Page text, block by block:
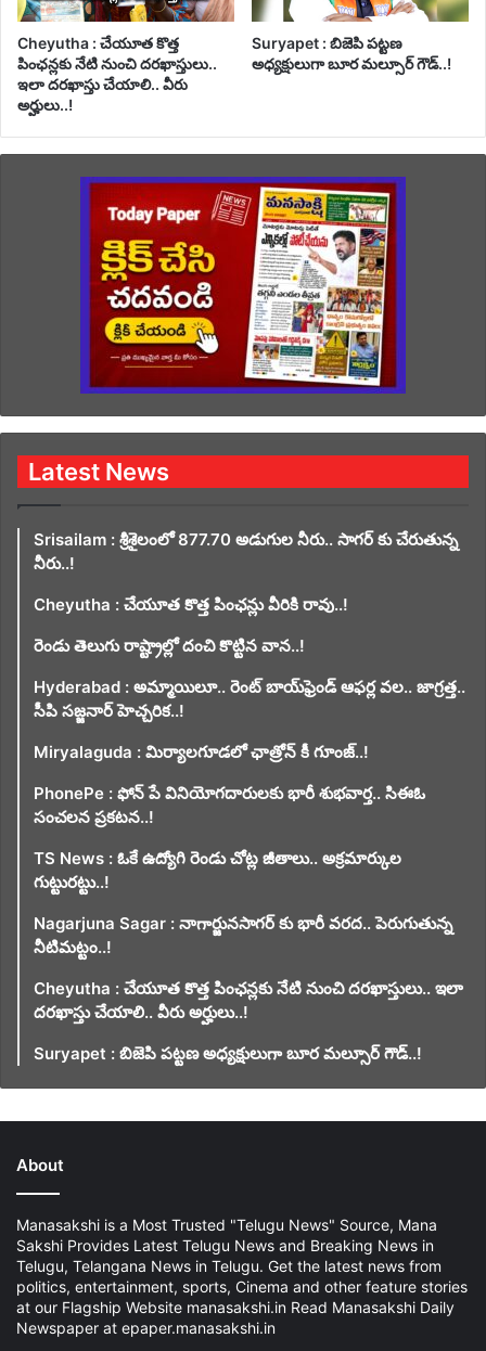
Cheyutha : చేయూత కొత్త
పింఛన్లకు నేటి నుంచి దరఖాస్తులు..
ఇలా దరఖాస్తు చేయాలి.. వీరు
అర్హులు..!
Suryapet : బిజెపి పట్టణ
అధ్యక్షులుగా బూర మల్సూర్ గౌడ్..!
Latest News
Srisailam : శ్రీశైలంలో 877.70 అడుగుల నీరు.. సాగర్ కు చేరుతున్న
నీరు..!
Cheyutha : చేయూత కొత్త పింఛన్లు వీరికి రావు..!
రెండు తెలుగు రాష్ట్రాల్లో దంచి కొట్టిన వాన..!
Hyderabad : అమ్మాయిలూ.. రెంట్ బాయ్‌ఫ్రెండ్ ఆఫర్ల వల.. జాగ్రత్త..
సీపి సజ్జనార్ హెచ్చరిక..!
Miryalaguda : మిర్యాలగూడలో ఛాత్రోన్ కీ గూంజ్..!
PhonePe : ఫోన్ పే వినియోగదారులకు భారీ శుభవార్త.. సిఈఓ
సంచలన ప్రకటన..!
TS News : ఓకే ఉద్యోగి రెండు చోట్ల జీతాలు.. అక్రమార్కుల
గుట్టురట్టు..!
Nagarjuna Sagar : నాగార్జునసాగర్ కు భారీ వరద.. పెరుగుతున్న
నీటిమట్టం..!
Cheyutha : చేయూత కొత్త పింఛన్లకు నేటి నుంచి దరఖాస్తులు.. ఇలా
దరఖాస్తు చేయాలి.. వీరు అర్హులు..!
Suryapet : బిజెపి పట్టణ అధ్యక్షులుగా బూర మల్సూర్ గౌడ్..!
About
Manasakshi is a Most Trusted "Telugu News" Source, Mana
Sakshi Provides Latest Telugu News and Breaking News in
Telugu, Telangana News in Telugu. Get the latest news from
politics, entertainment, sports, Cinema and other feature stories
at our Flagship Website manasakshi.in Read Manasakshi Daily
Newspaper at epaper.manasakshi.in